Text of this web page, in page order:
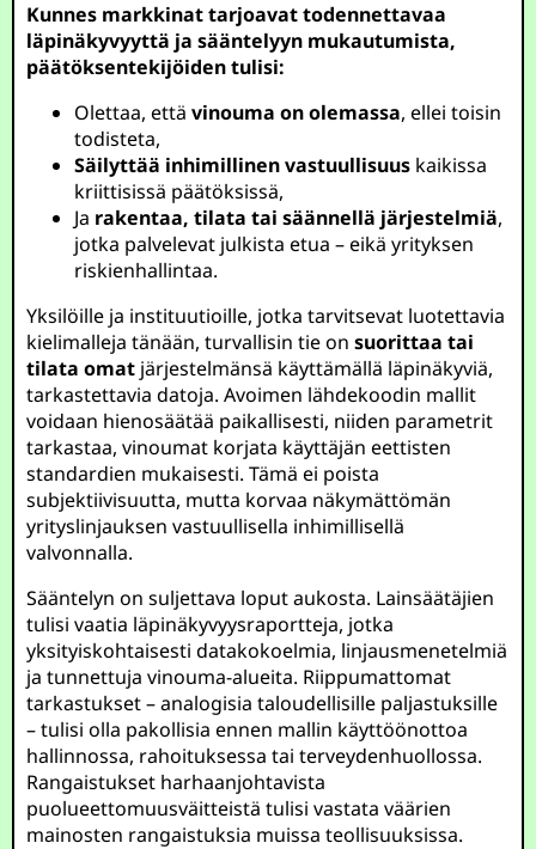
Kunnes markkinat tarjoavat todennettavaa
läpinäkyvyyttä ja sääntelyyn mukautumista,
päätöksentekijöiden tulisi:
Olettaa, ettävinouma on olemassa, ellei toisin
todisteta,
Säilyttää inhimillinen vastuullisuus kaikissa
kriittisissä päätöksissä,
Ja rakentaa, tilata tai säännellä järjestelmiä,
jotka palvelevat julkista etua – eikä yrityksen
riskienhallintaa.
Yksilöille ja instituutioille, jotka tarvitsevat luotettavia
kielimalleja tänään, turvallisin tie onsuorittaa tai
tilata omat järjestelmänsä käyttämällä läpinäkyviä,
tarkastettavia datoja. Avoimen lähdekoodin mallit
voidaan hienosäätää paikallisesti, niiden parametrit
tarkastaa, vinoumat korjata käyttäjän eettisten
standardien mukaisesti. Tämä ei poista
subjektiivisuutta, mutta korvaa näkymättömän
yrityslinjauksen vastuullisella inhimillisellä
valvonnalla.
Sääntelyn on suljettava loput aukosta. Lainsäätäjien
tulisi vaatia läpinäkyvyysraportteja, jotka
yksityiskohtaisesti datakokoelmia, linjausmenetelmiä
ja tunnettuja vinouma-alueita. Riippumattomat
tarkastukset – analogisia taloudellisille paljastuksille
– tulisi olla pakollisia ennen mallin käyttöönottoa
hallinnossa, rahoituksessa tai terveydenhuollossa.
Rangaistukset harhaanjohtavista
puolueettomuusväitteistä tulisi vastata väärien
mainosten rangaistuksia muissa teollisuuksissa.